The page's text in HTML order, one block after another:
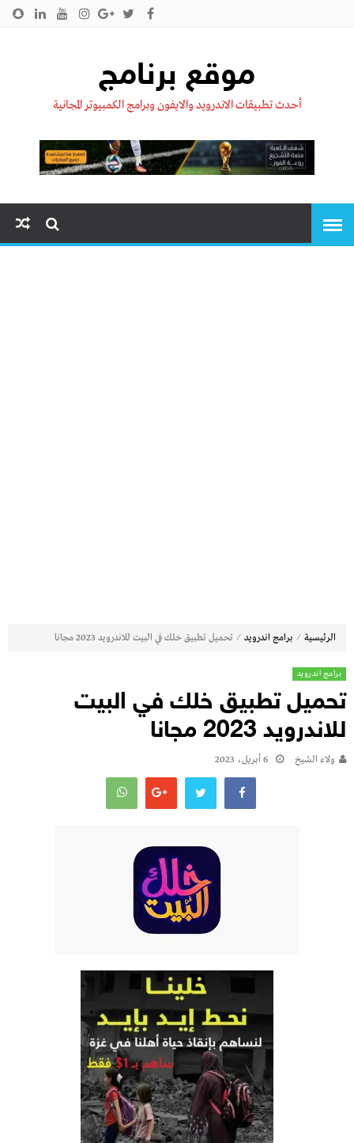
موقع برنامج
أحدث تطبيقات الاندرويد والايفون وبرامج الكمبيوتر المجانية
الرئيسية ⁄ برامج اندرويد ⁄ تحميل تطبيق خلك في البيت للاندرويد 2023 مجانا
برامج اندرويد
تحميل تطبيق خلك في البيت
للاندرويد 2023 مجانا
ولاء الشيخ 6 أبريل، 2023